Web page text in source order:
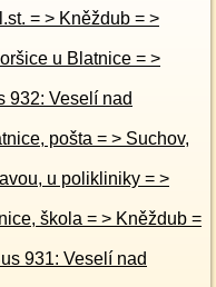
= >
u Blatnice = >
932: Veselí nad
u polikliniky = >
= > Kněždub =
931: Veselí nad